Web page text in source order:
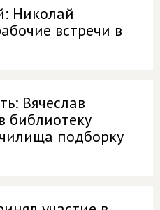
Николай
встречи в
Вячеслав
библиотеку
подборку